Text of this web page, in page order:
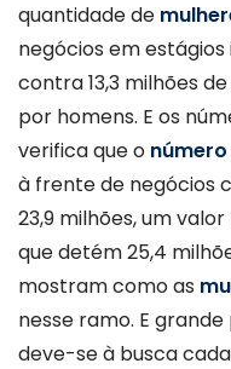
quantidade de
negócios em estágios
contra 13,3 milhões de
por homens. E os
verifica que o
à frente de negócios
23,9 milhões, um
que detém 25,4
mostram como as
nesse ramo. E
deve-se à busca